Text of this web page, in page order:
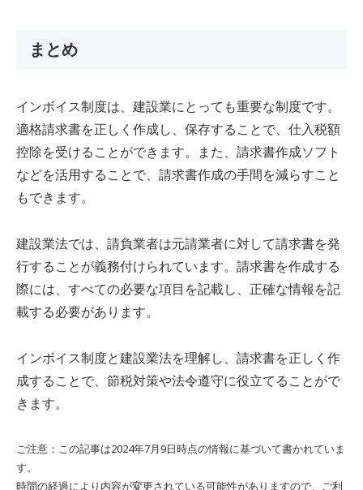
まとめ
インボイス制度は、建設業にとっても重要な制度です。
適格請求書を正しく作成し、保存することで、仕入税額
控除を受けることができます。また、請求書作成ソフト
などを活用することで、請求書作成の手間を減らすこと
もできます。
建設業法では、請負業者は元請業者に対して請求書を発
行することが義務付けられています。請求書を作成する
際には、すべての必要な項目を記載し、正確な情報を記
載する必要があります。
インボイス制度と建設業法を理解し、請求書を正しく作
成することで、節税対策や法令遵守に役立てることがで
きます。
ご注意：この記事は2024年7月9日時点の情報に基づいて書かれていま
す。
時間の経過により内容が変更されている可能性がありますので、ご利